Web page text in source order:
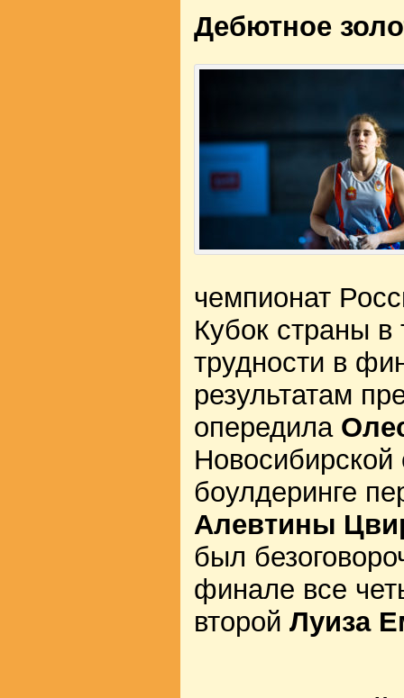
Дебютное
чемпионат
Кубок страны в
трудности в
результатам
опередила
Новосибирской
боулдеринге
Алевтины
был
финале все
второй Луиза